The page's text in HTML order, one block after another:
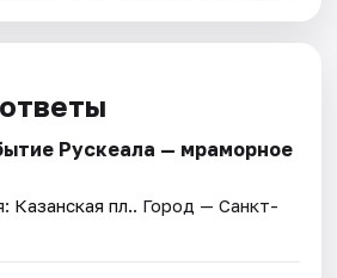
Рускеала — мраморное
Казанская пл.. Город — Санкт-